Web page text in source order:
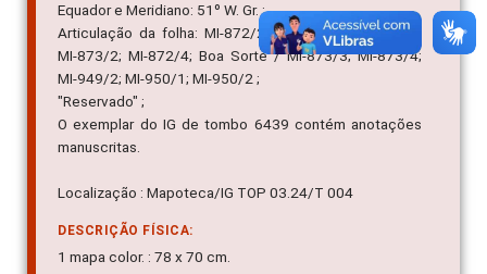
Equador e Meridiano: 51º W. Gr. ;
Articulação da folha: MI-872/2; Itupiranga / MI-873/1;
MI-873/2; MI-872/4; Boa Sorte / MI-873/3; MI-873/4;
MI-949/2; MI-950/1; MI-950/2 ;
"Reservado" ;
O exemplar do IG de tombo 6439 contém anotações
manuscritas.
Localização : Mapoteca/IG TOP 03.24/T 004
DESCRIÇÃO FÍSICA:
1 mapa color. : 78 x 70 cm.